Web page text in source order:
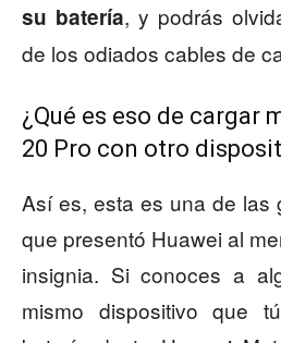
su batería, y podrás
de los odiados cables de
¿Qué es eso de cargar
20 Pro con otro
Así es, esta es una de las
que presentó Huawei al
insignia. Si conoces a
mismo dispositivo que